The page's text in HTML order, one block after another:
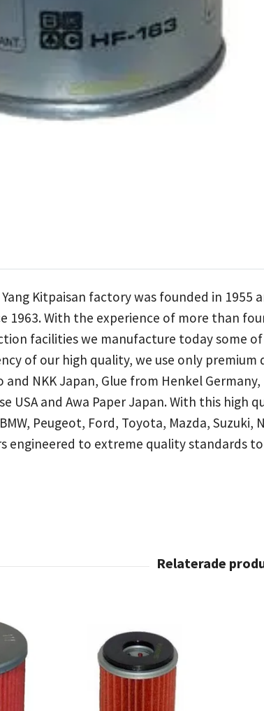
Kitpaisan factory was founded in 1955
1963. With the experience of more than
facilities we manufacture today some
of our high quality, we use only
and NKK Japan, Glue from Henkel
USA and Awa Paper Japan. With this high
Peugeot, Ford, Toyota, Mazda,
engineered to extreme quality standards